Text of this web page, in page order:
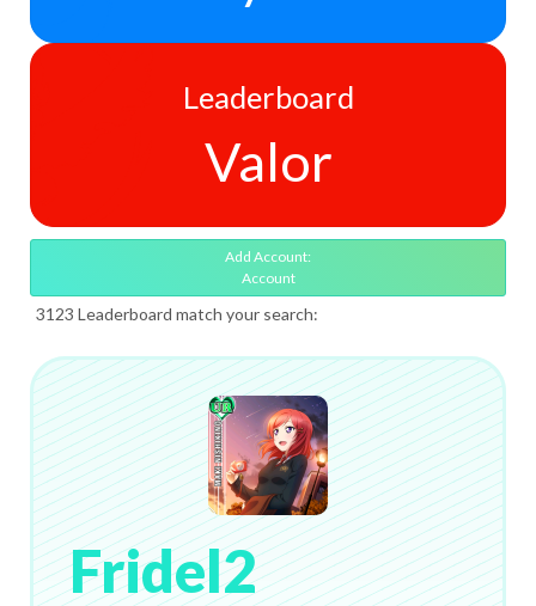
Leaderboard
Valor
Add Account:
Account
3123 Leaderboard match your search:
Fridel2